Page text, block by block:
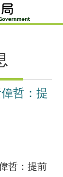
哲：提
哲：提前